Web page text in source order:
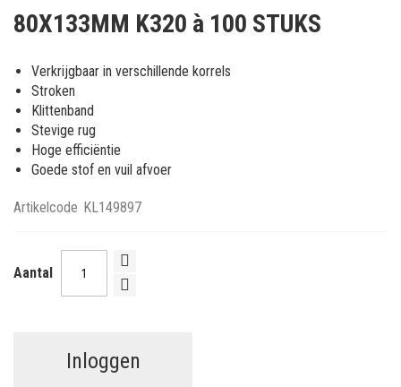
van
afbeeldingen-
gallerij
80X133MM K320 à 100 STUKS
Verkrijgbaar in verschillende korrels
Stroken
Klittenband
Stevige rug
Hoge efficiëntie
Goede stof en vuil afvoer
Artikelcode KL149897
Aantal
Inloggen